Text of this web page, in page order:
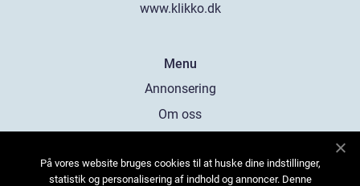
www.klikko.dk
Menu
Annonsering
Om oss
Kontakta oss
På vores website bruges cookies til at huske dine indstillinger,
statistik og personalisering af indhold og annoncer. Denne